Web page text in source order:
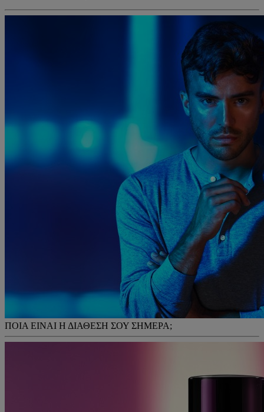
ΠΟΙΑ ΕΙΝΑΙ Η ΔΙΑΘΕΣΗ ΣΟΥ ΣΗΜΕΡΑ;